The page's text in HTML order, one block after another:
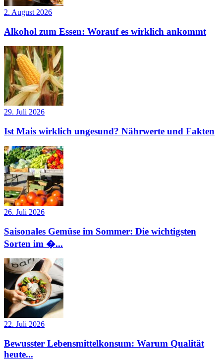
2. August 2026
Alkohol zum Essen: Worauf es wirklich ankommt
29. Juli 2026
Ist Mais wirklich ungesund? Nährwerte und Fakten
26. Juli 2026
Saisonales Gemüse im Sommer: Die wichtigsten
Sorten im �...
22. Juli 2026
Bewusster Lebensmittelkonsum: Warum Qualität
heute...